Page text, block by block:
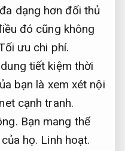
dạng hơn đối thủ
đó cũng không
ưu chi phí.
tiết kiệm thời
bạn là xem xét nội
cạnh tranh.
Bạn mang thể
họ. Linh hoạt.